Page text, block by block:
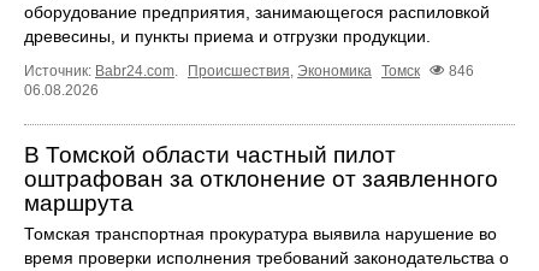
оборудование предприятия, занимающегося распиловкой
древесины, и пункты приема и отгрузки продукции.
Источник: Babr24.com. Происшествия, Экономика Томск
846
06.08.2026
В Томской области частный пилот
оштрафован за отклонение от заявленного
маршрута
Томская транспортная прокуратура выявила нарушение во
время проверки исполнения требований законодательства о